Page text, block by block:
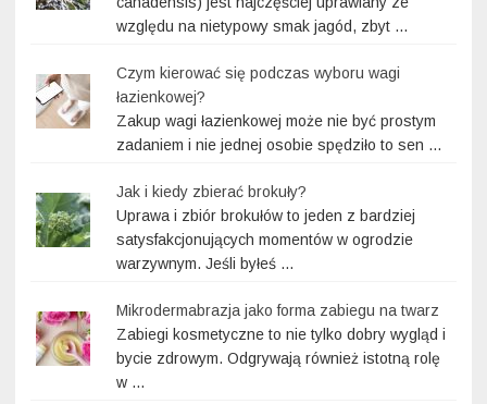
względu na nietypowy smak jagód, zbyt …
Czym kierować się podczas wyboru wagi
łazienkowej?
Zakup wagi łazienkowej może nie być prostym
zadaniem i nie jednej osobie spędziło to sen …
Jak i kiedy zbierać brokuły?
Uprawa i zbiór brokułów to jeden z bardziej
satysfakcjonujących momentów w ogrodzie
warzywnym. Jeśli byłeś …
Mikrodermabrazja jako forma zabiegu na twarz
Zabiegi kosmetyczne to nie tylko dobry wygląd i
bycie zdrowym. Odgrywają również istotną rolę
w …